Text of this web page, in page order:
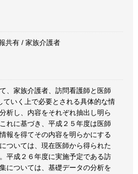
共有 / 家族介護者
、家族介護者、訪問看護師と医師
ていく上で必要とされる具体的な情
析し、内容をそれぞれ抽出し明ら
れに基づき、平成２５年度は医師
報を得てその内容を明らかにする
ついては、現在医師から得られた
平成２６年度に実施予定である訪
については、基礎データの分析を